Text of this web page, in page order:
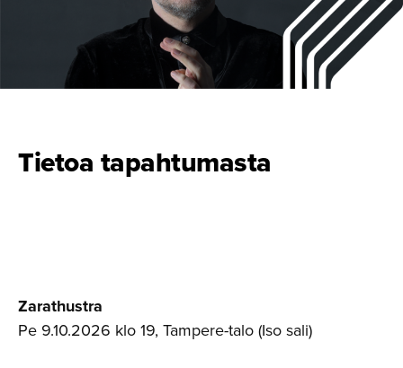
Tietoa tapahtumasta
Zarathustra
Pe 9.10.2026 klo 19, Tampere-talo (Iso sali)